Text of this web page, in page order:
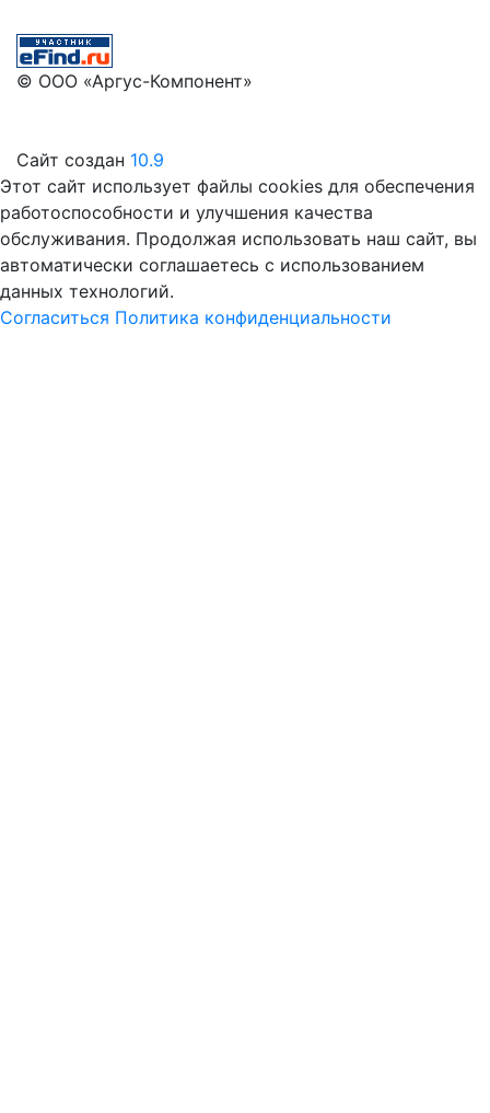
© ООО «Аргус-Компонент»
Сайт создан 10.9
Этот сайт использует файлы cookies для обеспечения
работоспособности и улучшения качества
обслуживания. Продолжая использовать наш сайт, вы
автоматически соглашаетесь с использованием
данных технологий.
Согласиться Политика конфиденциальности